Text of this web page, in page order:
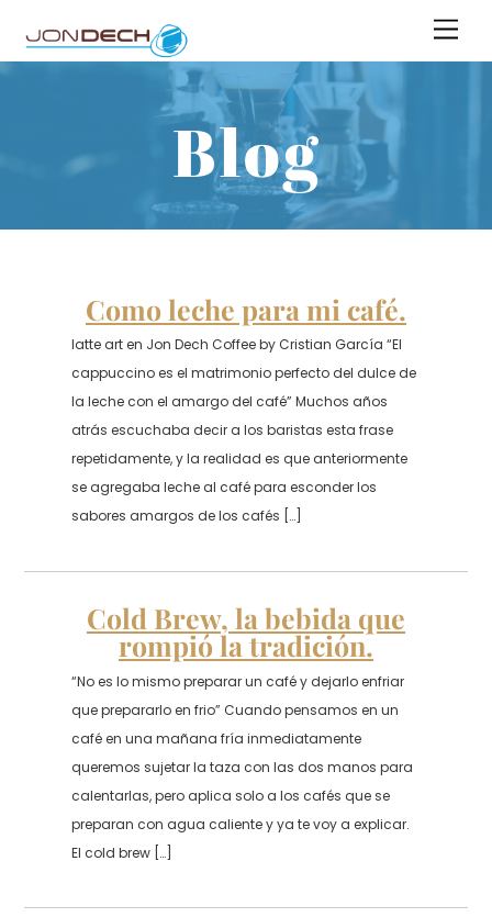
content
Blog
Como leche para mi café.
latte art en Jon Dech Coffee by Cristian García “El
cappuccino es el matrimonio perfecto del dulce de
la leche con el amargo del café” Muchos años
atrás escuchaba decir a los baristas esta frase
repetidamente, y la realidad es que anteriormente
se agregaba leche al café para esconder los
sabores amargos de los cafés […]
Cold Brew, la bebida que
rompió la tradición.
“No es lo mismo preparar un café y dejarlo enfriar
que prepararlo en frio” Cuando pensamos en un
café en una mañana fría inmediatamente
queremos sujetar la taza con las dos manos para
calentarlas, pero aplica solo a los cafés que se
preparan con agua caliente y ya te voy a explicar.
El cold brew […]